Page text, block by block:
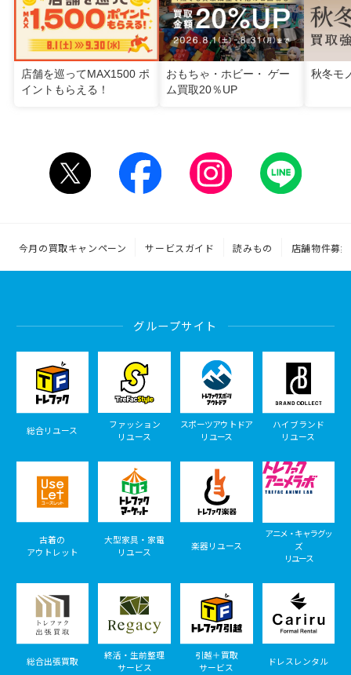
店舗を巡ってMAX1500 ポ
イントもらえる！
おもちゃ・ホビー・ ゲー
ム買取20％UP
秋冬モ
今月の買取キャンペーン サービスガイド 読みもの 店舗物件募集
グループサイト
総合リユース
ファッション
リユース
スポーツアウトドア
リユース
ハイブランド
リユース
古着の
アウトレット
大型家具・家電
リユース
楽器リユース
アニメ・キャラグッ
ズ
リユース
総合出張買取
終活・生前整理
サービス
引越＋買取
サービス
ドレスレンタル